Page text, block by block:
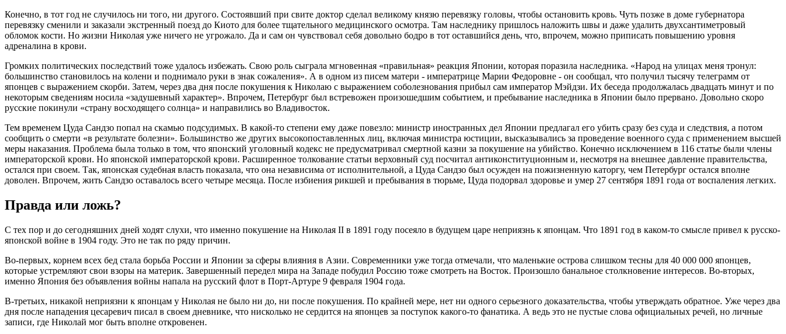
Конечно, в тот год не случилось ни того, ни другого. Состоявший при свите доктор сделал великому князю перевязку головы, чтобы остановить кровь. Чуть позже в доме губернатора
перевязку сменили и заказали экстренный поезд до Киото для более тщательного медицинского осмотра. Там наследнику пришлось наложить швы и даже удалить двухсантиметровый
обломок кости. Но жизни Николая уже ничего не угрожало. Да и сам он чувствовал себя довольно бодро в тот оставшийся день, что, впрочем, можно приписать повышению уровня
адреналина в крови.
Громких политических последствий тоже удалось избежать. Свою роль сыграла мгновенная «правильная» реакция Японии, которая поразила наследника. «Народ на улицах меня тронул:
большинство становилось на колени и поднимало руки в знак сожаления». А в одном из писем матери - императрице Марии Федоровне - он сообщал, что получил тысячу телеграмм от
японцев с выражением скорби. Затем, через два дня после покушения к Николаю с выражением соболезнования прибыл сам император Мэйдзи. Их беседа продолжалась двадцать минут и по
некоторым сведениям носила «задушевный характер». Впрочем, Петербург был встревожен произошедшим событием, и пребывание наследника в Японии было прервано. Довольно скоро
русские покинули «страну восходящего солнца» и направились во Владивосток.
Тем временем Цуда Сандзо попал на скамью подсудимых. В какой-то степени ему даже повезло: министр иностранных дел Японии предлагал его убить сразу без суда и следствия, а потом
сообщить о смерти «в результате болезни». Большинство же других высокопоставленных лиц, включая министра юстиции, высказывались за проведение военного суда с применением высшей
меры наказания. Проблема была только в том, что японский уголовный кодекс не предусматривал смертной казни за покушение на убийство. Конечно исключением в 116 статье были члены
императорской крови. Но японской императорской крови. Расширенное толкование статьи верховный суд посчитал антиконституционным и, несмотря на внешнее давление правительства,
остался при своем. Так, японская судебная власть показала, что она независима от исполнительной, а Цуда Сандзо был осужден на пожизненную каторгу, чем Петербург остался вполне
доволен. Впрочем, жить Сандзо оставалось всего четыре месяца. После избиения рикшей и пребывания в тюрьме, Цуда подорвал здоровье и умер 27 сентября 1891 года от воспаления легких.
Правда или ложь?
С тех пор и до сегодняшних дней ходят слухи, что именно покушение на Николая II в 1891 году посеяло в будущем царе неприязнь к японцам. Что 1891 год в каком-то смысле привел к русско-
японской войне в 1904 году. Это не так по ряду причин.
Во-первых, корнем всех бед стала борьба России и Японии за сферы влияния в Азии. Современники уже тогда отмечали, что маленькие острова слишком тесны для 40 000 000 японцев,
которые устремляют свои взоры на материк. Завершенный передел мира на Западе побудил Россию тоже смотреть на Восток. Произошло банальное столкновение интересов. Во-вторых,
именно Япония без объявления войны напала на русский флот в Порт-Артуре 9 февраля 1904 года.
В-третьих, никакой неприязни к японцам у Николая не было ни до, ни после покушения. По крайней мере, нет ни одного серьезного доказательства, чтобы утверждать обратное. Уже через два
дня после нападения цесаревич писал в своем дневнике, что нисколько не сердится на японцев за поступок какого-то фанатика. А ведь это не пустые слова официальных речей, но личные
записи, где Николай мог быть вполне откровенен.